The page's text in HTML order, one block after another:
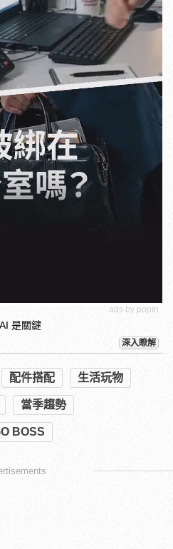
ads by popIn
是關鍵
深入瞭解
配件搭配 生活玩物
當季趨勢
BOSS